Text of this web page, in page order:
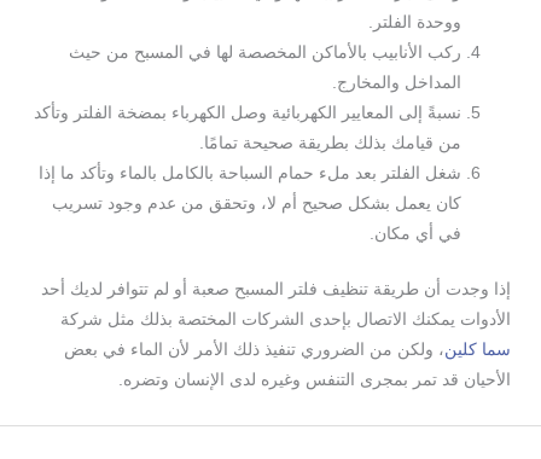
ووحدة الفلتر.
ركب الأنابيب بالأماكن المخصصة لها في المسبح من حيث
المداخل والمخارج.
نسبةً إلى المعايير الكهربائية وصل الكهرباء بمضخة الفلتر وتأكد
من قيامك بذلك بطريقة صحيحة تمامًا.
شغل الفلتر بعد ملء حمام السباحة بالكامل بالماء وتأكد ما إذا
كان يعمل بشكل صحيح أم لا، وتحقق من عدم وجود تسريب
في أي مكان.
إذا وجدت أن طريقة تنظيف فلتر المسبح صعبة أو لم تتوافر لديك أحد
الأدوات يمكنك الاتصال بإحدى الشركات المختصة بذلك مثل شركة
سما كلين، ولكن من الضروري تنفيذ ذلك الأمر لأن الماء في بعض
الأحيان قد تمر بمجرى التنفس وغيره لدى الإنسان وتضره.